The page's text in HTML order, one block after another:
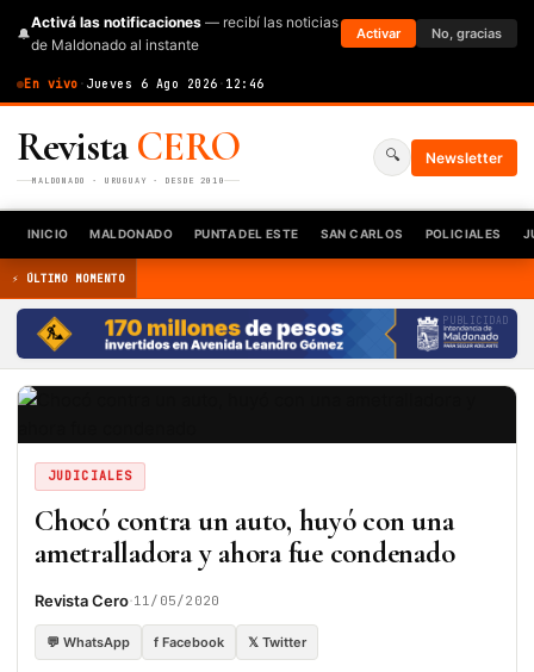
🔔
Activá las notificaciones — recibí las noticias
de Maldonado al instante
Activar No, gracias
En vivo · Jueves 6 Ago 2026 · 12:46
RevistaCERO
MALDONADO · URUGUAY · DESDE 2010
🔍 Newsletter
INICIO MALDONADO PUNTA DEL ESTE SAN CARLOS POLICIALES
⚡ ÚLTIMO MOMENTO
PUBLICIDAD
JUDICIALES
Chocó contra un auto, huyó con una
ametralladora y ahora fue condenado
Revista Cero·11/05/2020
💬 WhatsApp f Facebook 𝕏 Twitter